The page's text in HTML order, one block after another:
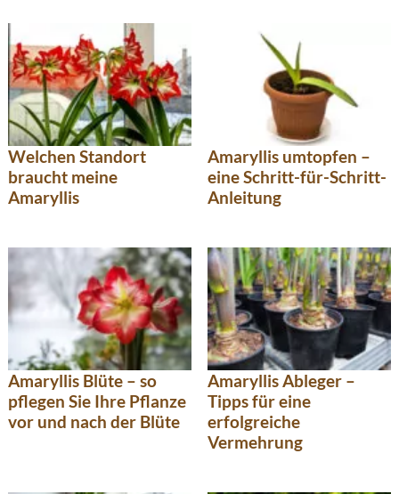
Welchen Standort
braucht meine
Amaryllis
Amaryllis umtopfen –
eine Schritt-für-Schritt-
Anleitung
Amaryllis Blüte – so
pflegen Sie Ihre Pflanze
vor und nach der Blüte
Amaryllis Ableger –
Tipps für eine
erfolgreiche
Vermehrung